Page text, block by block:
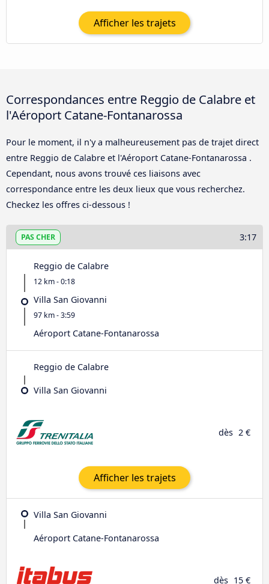
Afficher les trajets
Correspondances entre Reggio de Calabre et
l'Aéroport Catane-Fontanarossa
Pour le moment, il n'y a malheureusement pas de trajet direct
entre Reggio de Calabre et l'Aéroport Catane-Fontanarossa .
Cependant, nous avons trouvé ces liaisons avec
correspondance entre les deux lieux que vous recherchez.
Checkez les offres ci-dessous !
PAS CHER 3:17
Reggio de Calabre
12 km - 0:18
Villa San Giovanni
97 km - 3:59
Aéroport Catane-Fontanarossa
Reggio de Calabre
Villa San Giovanni
dès 2 €
Afficher les trajets
Villa San Giovanni
Aéroport Catane-Fontanarossa
dès 15 €